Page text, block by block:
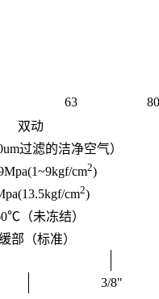
63 80
双动
过滤的洁净空气）
cm2)
cm2)
（未冻结）
部（标准）
3/8"